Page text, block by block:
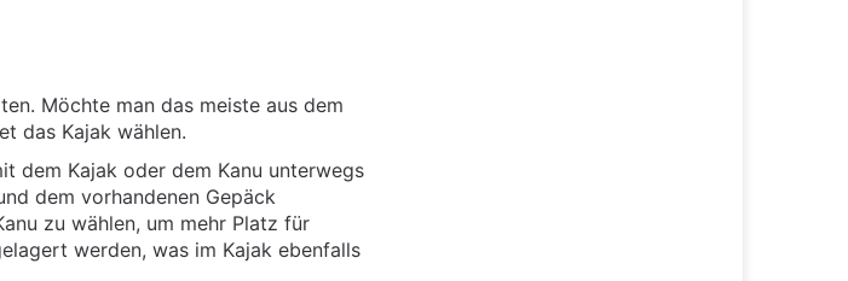
Möchte man das meiste aus dem
das Kajak wählen.
dem Kajak oder dem Kanu unterwegs
dem vorhandenen Gepäck
zu wählen, um mehr Platz für
werden, was im Kajak ebenfalls